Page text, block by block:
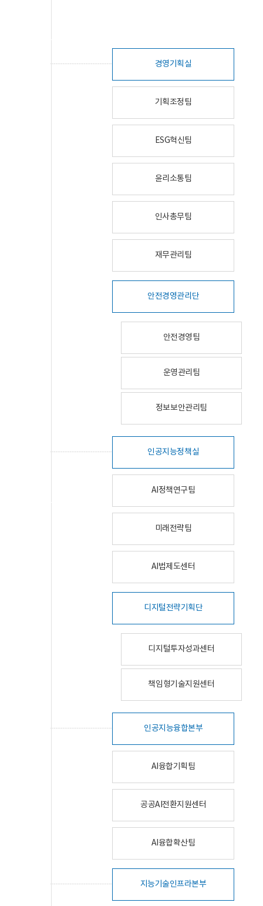
경영기획실
기획조정팀
ESG혁신팀
윤리소통팀
인사총무팀
재무관리팀
안전경영관리단
안전경영팀
운영관리팀
정보보안관리팀
인공지능정책실
AI정책연구팀
미래전략팀
AI법제도센터
디지털전략기획단
디지털투자성과센터
책임형기술지원센터
인공지능융합본부
AI융합기획팀
공공AI전환지원센터
AI융합확산팀
지능기술인프라본부